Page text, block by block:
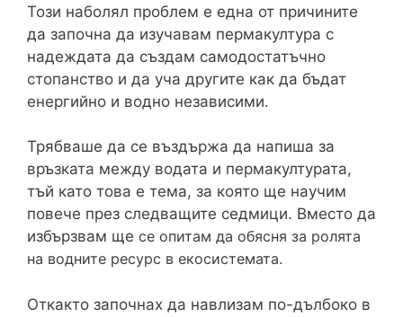
Този наболял проблем е една от причините
да започна да изучавам пермакултура с
надеждата да създам самодостатъчно
стопанство и да уча другите как да бъдат
енергийно и водно независими.
Трябваше да се въздържа да напиша за
връзката между водата и пермакултурата,
тъй като това е тема, за която ще научим
повече през следващите седмици. Вместо да
избързвам ще се опитам да обясня за ролята
на водните ресурс в екосистемата.
Откакто започнах да навлизам по-дълбоко в